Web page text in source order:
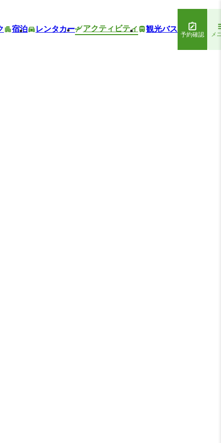
宿泊 レンタカー アクティビティ 観光バス
予約確認 メ